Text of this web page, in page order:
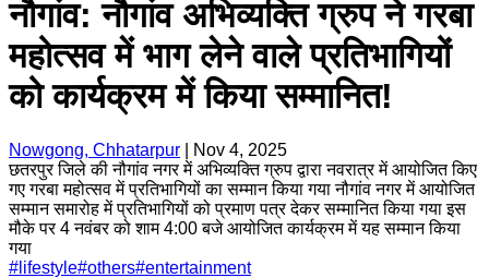
नौगांव: नौगांव अभिव्यक्ति ग्रुप ने गरबा
महोत्सव में भाग लेने वाले प्रतिभागियों
को कार्यक्रम में किया सम्मानित!
Nowgong, Chhatarpur
Nov 4, 2025
छतरपुर जिले की नौगांव नगर में अभिव्यक्ति ग्रुप द्वारा नवरात्र में आयोजित किए
गए गरबा महोत्सव में प्रतिभागियों का सम्मान किया गया नौगांव नगर में आयोजित
सम्मान समारोह में प्रतिभागियों को प्रमाण पत्र देकर सम्मानित किया गया इस
मौके पर 4 नवंबर को शाम 4:00 बजे आयोजित कार्यक्रम में यह सम्मान किया
गया
# lifestyle#others#entertainment